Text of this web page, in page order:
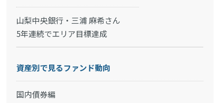
山梨中央銀行・三浦 麻希さん
5年連続でエリア目標達成
資産別で見るファンド動向
国内債券編